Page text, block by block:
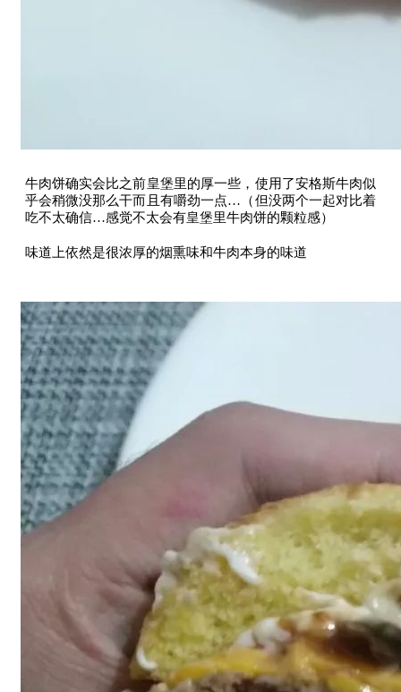
牛肉饼确实会比之前皇堡里的厚一些，使用了安格斯牛肉似
乎会稍微没那么干而且有嚼劲一点…（但没两个一起对比着
吃不太确信…感觉不太会有皇堡里牛肉饼的颗粒感）
味道上依然是很浓厚的烟熏味和牛肉本身的味道